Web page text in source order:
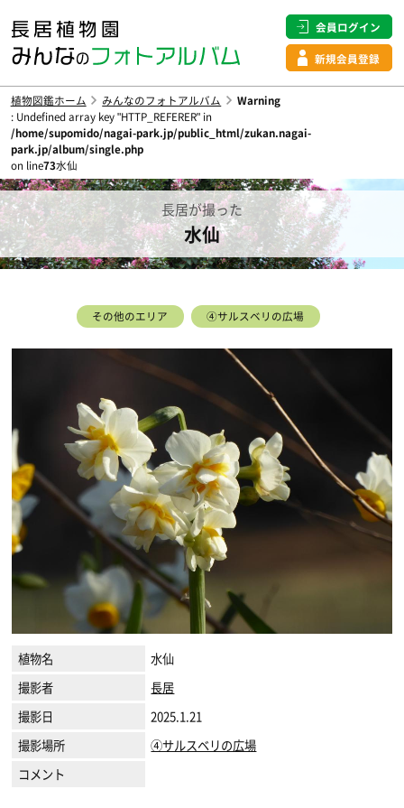
会員ログイン
新規会員登録
植物図鑑ホーム みんなのフォトアルバム
Warning
: Undefined array key "HTTP_REFERER" in
/home/supomido/nagai-park.jp/public_html/zukan.nagai-
park.jp/album/single.php
on line73水仙
長居が撮った
水仙
その他のエリア ④サルスベリの広場
植物名
水仙
撮影者
長居
撮影日
2025.1.21
撮影場所
④サルスベリの広場
コメント